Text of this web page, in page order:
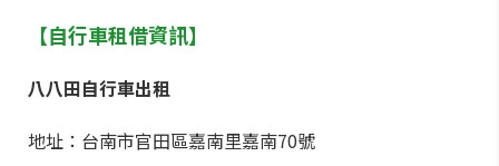
【自行車租借資訊】
八八田自行車出租
地址：台南市官田區嘉南里嘉南70號